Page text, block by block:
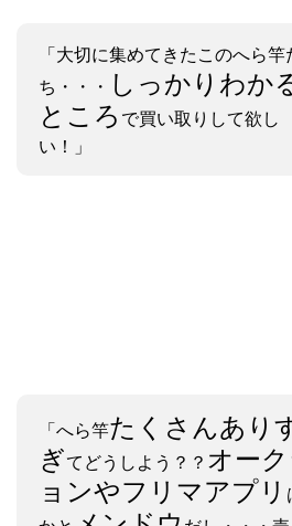
「大切に集めてきたこのへら竿
ち・・・ しっかりわか
ところ で買い取りして欲し
い！」
「へら竿たくさんあり
ぎてどうしよう？？ オー
ョンやフリマアプリ